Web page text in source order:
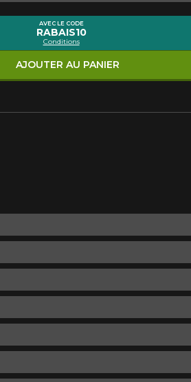
AVEC LE CODE
RABAIS10
Conditions
AJOUTER AU PANIER
Condition de route
votre véhicule, vous devez vérifier